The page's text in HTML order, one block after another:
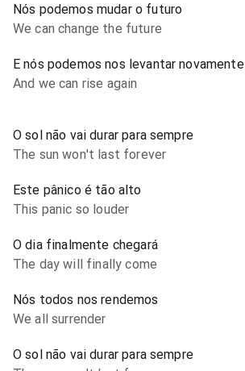
Nós podemos mudar o futuro
We can change the future
E nós podemos nos levantar novamente
And we can rise again
O sol não vai durar para sempre
The sun won't last forever
Este pânico é tão alto
This panic so louder
O dia finalmente chegará
The day will finally come
Nós todos nos rendemos
We all surrender
O sol não vai durar para sempre